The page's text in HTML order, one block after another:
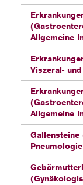
Allgemeine
Viszeral-
Allgemeine